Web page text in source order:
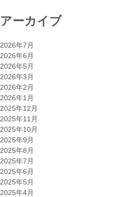
アーカイブ
2026年7月
2026年6月
2026年5月
2026年3月
2026年2月
2026年1月
2025年12月
2025年11月
2025年10月
2025年9月
2025年8月
2025年7月
2025年6月
2025年5月
2025年4月